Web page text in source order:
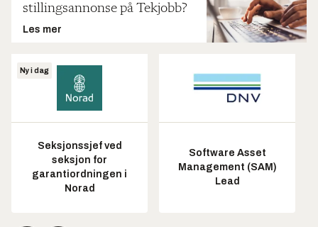
stillingsannonse på Tekjobb?
Les mer
Ny i dag
Seksjonssjef ved
seksjon for
garantiordningen i
Norad
Software Asset
Management (SAM)
Lead